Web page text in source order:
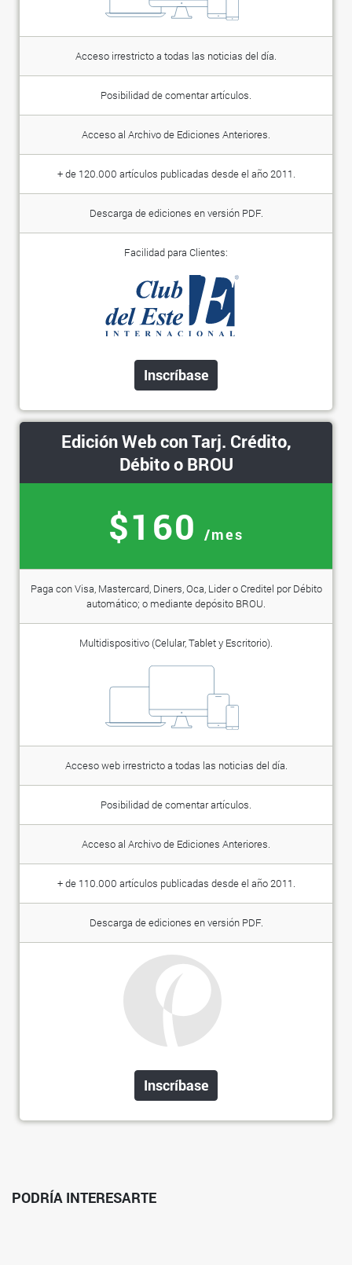
Acceso irrestricto a todas las noticias del día.
Posibilidad de comentar artículos.
Acceso al Archivo de Ediciones Anteriores.
+ de 120.000 artículos publicadas desde el año 2011.
Descarga de ediciones en versión PDF.
Facilidad para Clientes:
Inscríbase
Edición Web con Tarj. Crédito,
Débito o BROU
$160 /mes
Paga con Visa, Mastercard, Diners, Oca, Lider o Creditel por Débito
automático; o mediante depósito BROU.
Multidispositivo (Celular, Tablet y Escritorio).
Acceso web irrestricto a todas las noticias del día.
Posibilidad de comentar artículos.
Acceso al Archivo de Ediciones Anteriores.
+ de 110.000 artículos publicadas desde el año 2011.
Descarga de ediciones en versión PDF.
Inscríbase
PODRÍA INTERESARTE